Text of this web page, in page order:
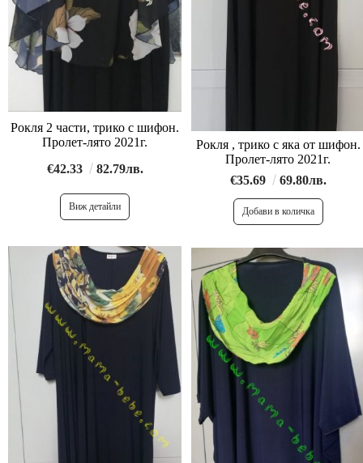
Рокля 2 части, трико с шифон.
Пролет-лято 2021г.
€42.33
82.79лв.
Виж детайли
Рокля , трико с яка от шифон.
Пролет-лято 2021г.
€35.69
69.80лв.